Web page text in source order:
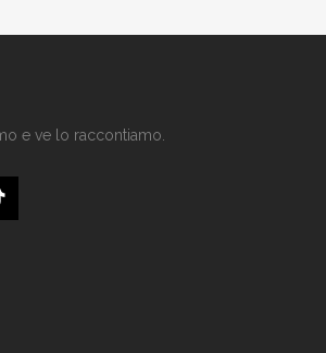
e ve lo raccontiamo.